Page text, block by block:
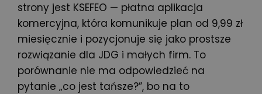
strony jest KSEFEO — płatna aplikacja
komercyjna, która komunikuje plan od 9,99 zł
miesięcznie i pozycjonuje się jako prostsze
rozwiązanie dla JDG i małych firm. To
porównanie nie ma odpowiedzieć na
pytanie „co jest tańsze?”, bo na to